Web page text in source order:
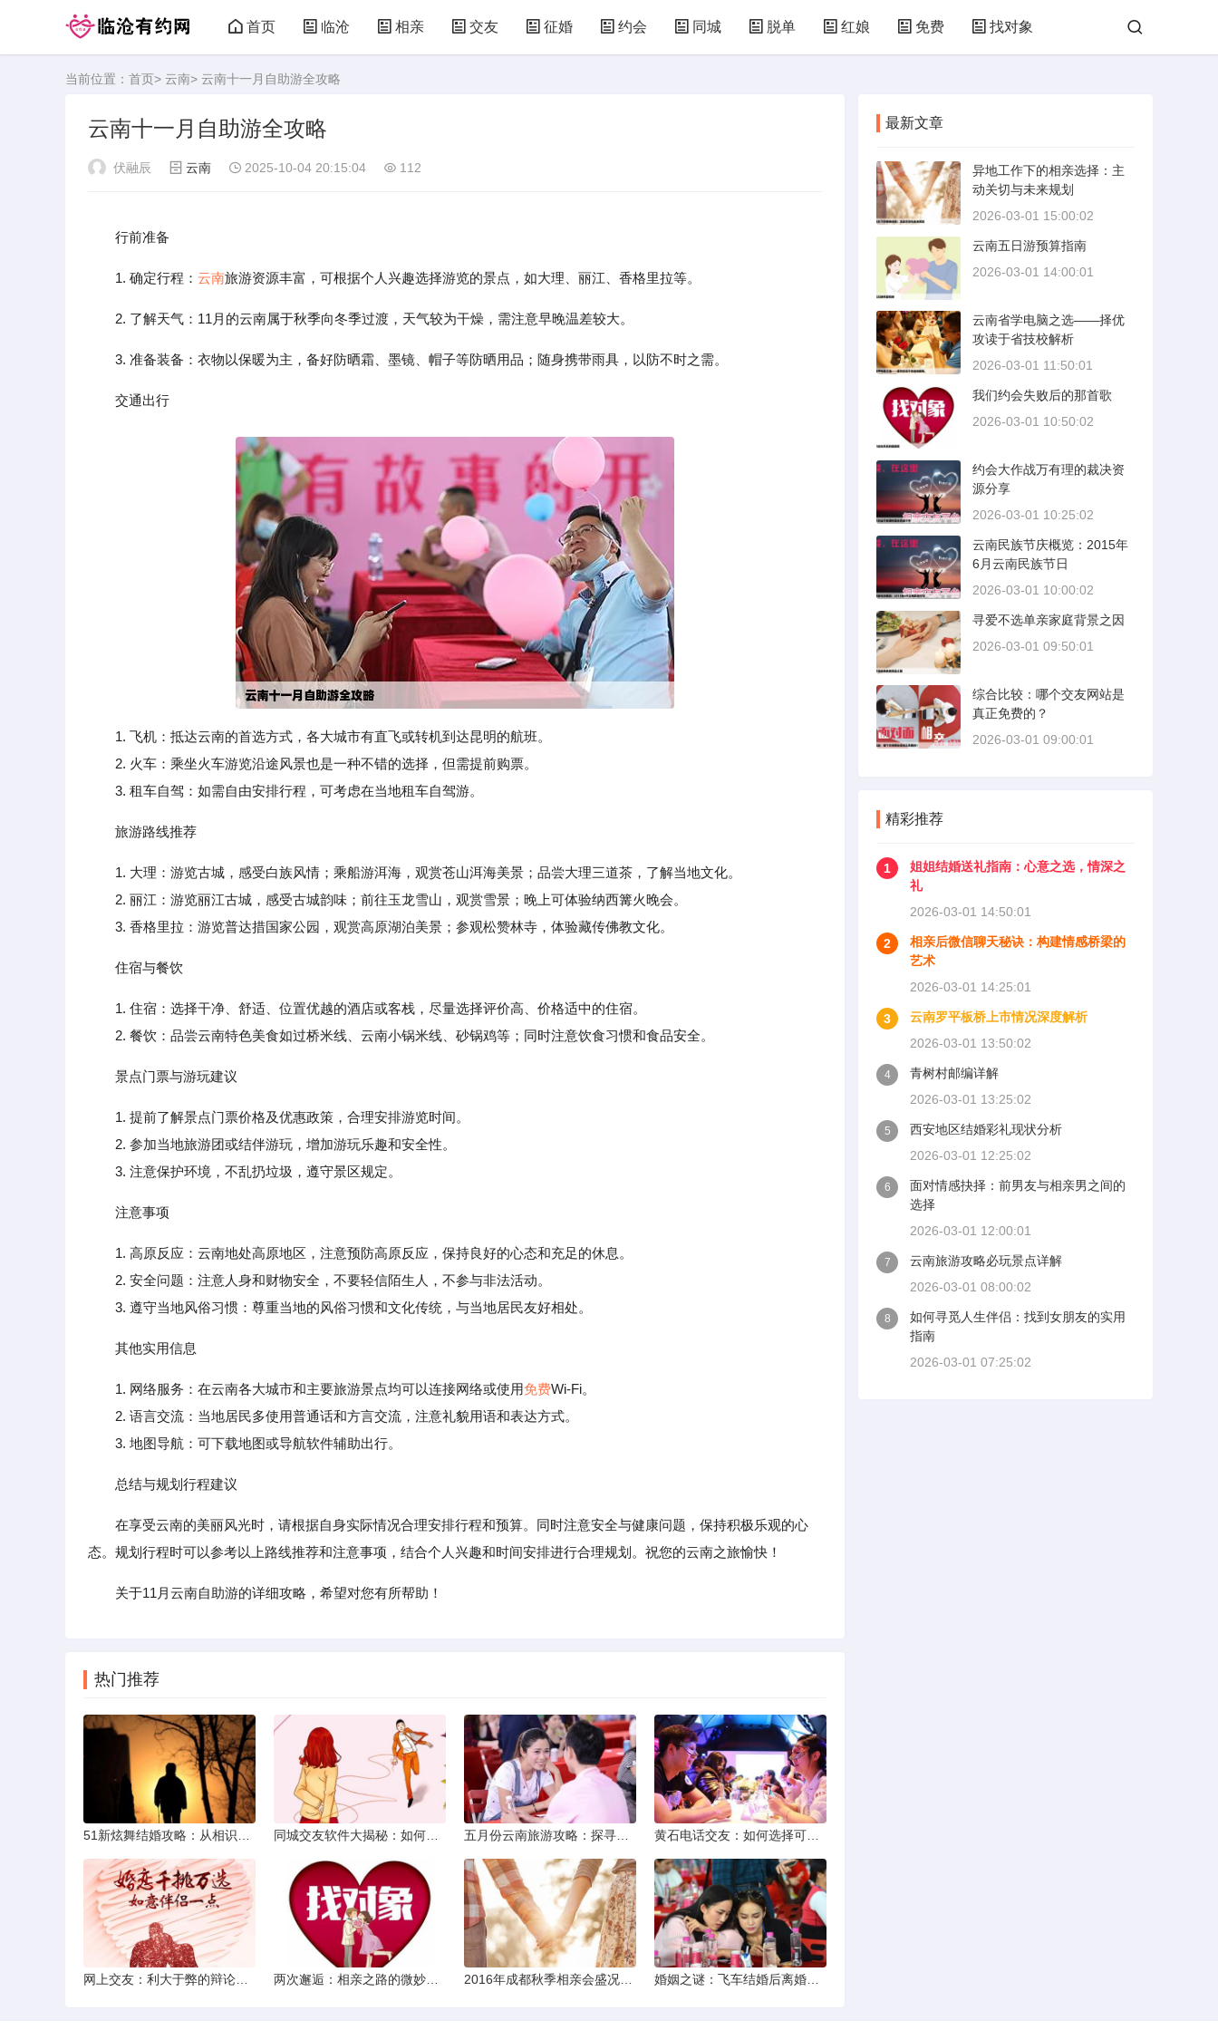
首页 临沧 相亲 交友 征婚 约会 同城 脱单 红娘 免费 找对象
临沧有约网
当前位置： 首页> 云南> 云南十一月自助游全攻略
云南十一月自助游全攻略
伏融辰 云南 2025-10-04 20:15:04 112
行前准备
1. 确定行程： 云南旅游资源丰富，可根据个人兴趣选择游览的景点，如大理、丽江、香格里拉等。
2. 了解天气：11月的云南属于秋季向冬季过渡，天气较为干燥，需注意早晚温差较大。
3. 准备装备：衣物以保暖为主，备好防晒霜、墨镜、帽子等防晒用品；随身携带雨具，以防不时之需。
交通出行
1. 飞机：抵达云南的首选方式，各大城市有直飞或转机到达昆明的航班。
2. 火车：乘坐火车游览沿途风景也是一种不错的选择，但需提前购票。
3. 租车自驾：如需自由安排行程，可考虑在当地租车自驾游。
旅游路线推荐
1. 大理：游览古城，感受白族风情；乘船游洱海，观赏苍山洱海美景；品尝大理三道茶，了解当地文化。
2. 丽江：游览丽江古城，感受古城韵味；前往玉龙雪山，观赏雪景；晚上可体验纳西篝火晚会。
3. 香格里拉：游览普达措国家公园，观赏高原湖泊美景；参观松赞林寺，体验藏传佛教文化。
住宿与餐饮
1. 住宿：选择干净、舒适、位置优越的酒店或客栈，尽量选择评价高、价格适中的住宿。
2. 餐饮：品尝云南特色美食如过桥米线、云南小锅米线、砂锅鸡等；同时注意饮食习惯和食品安全。
景点门票与游玩建议
1. 提前了解景点门票价格及优惠政策，合理安排游览时间。
2. 参加当地旅游团或结伴游玩，增加游玩乐趣和安全性。
3. 注意保护环境，不乱扔垃圾，遵守景区规定。
注意事项
1. 高原反应：云南地处高原地区，注意预防高原反应，保持良好的心态和充足的休息。
2. 安全问题：注意人身和财物安全，不要轻信陌生人，不参与非法活动。
3. 遵守当地风俗习惯：尊重当地的风俗习惯和文化传统，与当地居民友好相处。
其他实用信息
1. 网络服务：在云南各大城市和主要旅游景点均可以连接网络或使用免费Wi-Fi。
2. 语言交流：当地居民多使用普通话和方言交流，注意礼貌用语和表达方式。
3. 地图导航：可下载地图或导航软件辅助出行。
总结与规划行程建议
在享受云南的美丽风光时，请根据自身实际情况合理安排行程和预算。同时注意安全与健康问题，保持积极乐观的心
态。规划行程时可以参考以上路线推荐和注意事项，结合个人兴趣和时间安排进行合理规划。祝您的云南之旅愉快！
关于11月云南自助游的详细攻略，希望对您有所帮助！
热门推荐
最新文章
异地工作下的相亲选择：主
动关切与未来规划
2026-03-01 15:00:02
云南五日游预算指南
2026-03-01 14:00:01
云南省学电脑之选——择优
攻读于省技校解析
2026-03-01 11:50:01
我们约会失败后的那首歌
2026-03-01 10:50:02
约会大作战万有理的裁决资
源分享
2026-03-01 10:25:02
云南民族节庆概览：2015年
6月云南民族节日
2026-03-01 10:00:02
寻爱不选单亲家庭背景之因
2026-03-01 09:50:01
综合比较：哪个交友网站是
真正免费的？
2026-03-01 09:00:01
精彩推荐
1
姐姐结婚送礼指南：心意之选，情深之
礼
2026-03-01 14:50:01
2
相亲后微信聊天秘诀：构建情感桥梁的
艺术
2026-03-01 14:25:01
3
云南罗平板桥上市情况深度解析
2026-03-01 13:50:02
4
青树村邮编详解
2026-03-01 13:25:02
5
西安地区结婚彩礼现状分析
2026-03-01 12:25:02
6
面对情感抉择：前男友与相亲男之间的
选择
2026-03-01 12:00:01
7
云南旅游攻略必玩景点详解
2026-03-01 08:00:02
8
如何寻觅人生伴侣：找到女朋友的实用
指南
2026-03-01 07:25:02